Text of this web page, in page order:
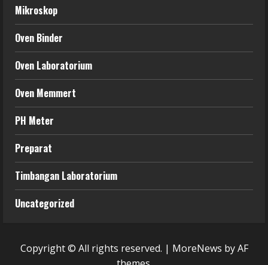
Mikroskop
Oven Binder
Oven Laboratorium
Oven Memmert
PH Meter
Preparat
Timbangan Laboratorium
Uncategorized
Copyright © All rights reserved. | MoreNews by AF